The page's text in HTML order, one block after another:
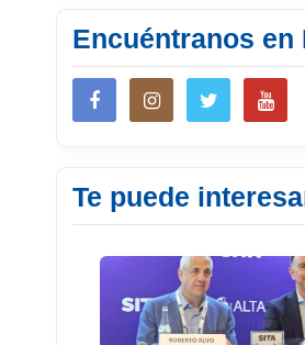
Encuéntranos en
Te puede